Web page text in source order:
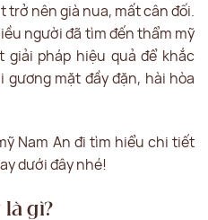
trở nên già nua, mất cân đối.
người đã tìm đến thẩm mỹ
giải pháp hiệu quả để khắc
mặt đầy đặn, hài hòa
Nam An đi tìm hiểu chi tiết
dưới đây nhé!
gì?